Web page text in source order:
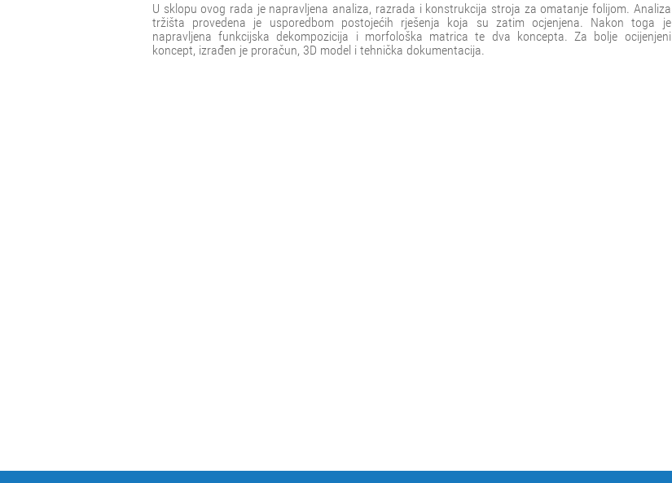
U sklopu ovog rada je napravljena analiza, razrada i konstrukcija stroja za omatanje folijom. Analiza
tržišta provedena je usporedbom postojećih rješenja koja su zatim ocjenjena. Nakon toga je
napravljena funkcijska dekompozicija i morfološka matrica te dva koncepta. Za bolje ocijenjeni
koncept, izrađen je proračun, 3D model i tehnička dokumentacija.